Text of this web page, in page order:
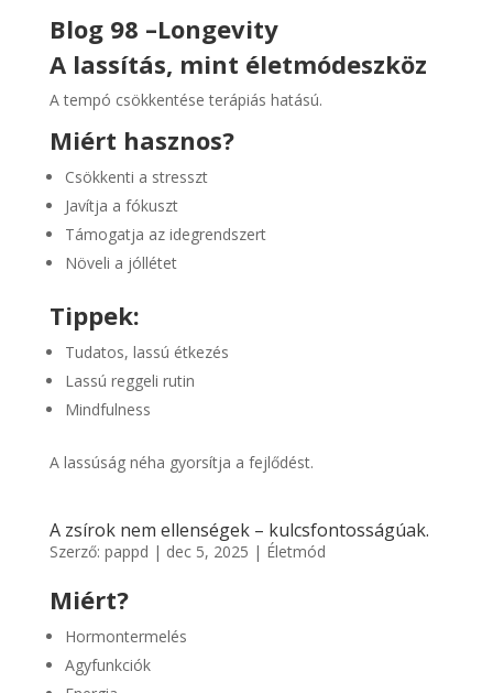
Blog 98 –Longevity
A lassítás, mint életmódeszköz
A tempó csökkentése terápiás hatású.
Miért hasznos?
Csökkenti a stresszt
Javítja a fókuszt
Támogatja az idegrendszert
Növeli a jóllétet
Tippek:
Tudatos, lassú étkezés
Lassú reggeli rutin
Mindfulness
A lassúság néha gyorsítja a fejlődést.
A zsírok nem ellenségek – kulcsfontosságúak.
Szerző: pappd | dec 5, 2025 | Életmód
Miért?
Hormontermelés
Agyfunkciók